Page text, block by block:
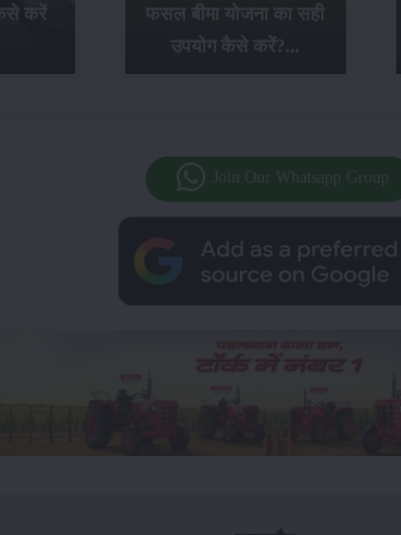
करें
फसल बीमा योजना का सही
उपयोग कैसे करें?...
Join Our Whatsapp Group